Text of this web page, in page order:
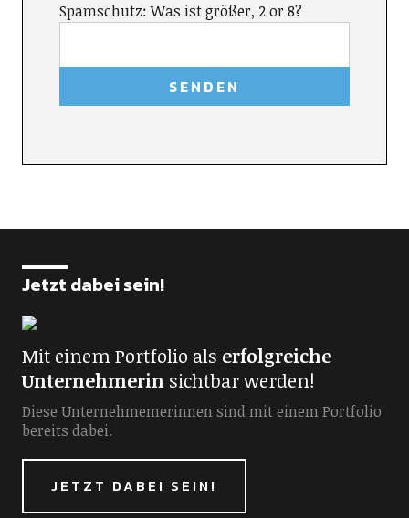
Spamschutz: Was ist größer, 2 or 8?
Jetzt dabei sein!
Mit einem Portfolio als erfolgreiche
Unternehmerinsichtbar werden!
Diese Unternehmemerinnen sind mit einem Portfolio
bereits dabei.
JETZT DABEI SEIN!